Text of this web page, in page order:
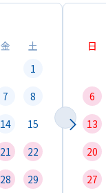
金
土
1
7
8
14
15
21
22
28
29
日
6
13
20
27